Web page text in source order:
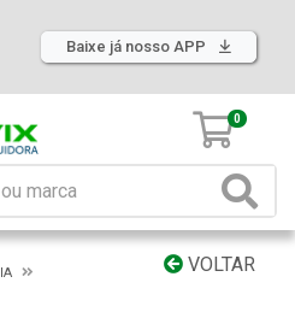
Baixe já nosso APP
0
VOLTAR